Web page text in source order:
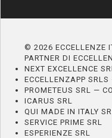
© 2026 ECCELLENZE
PARTNER DI
NEXT EXCELLENCE
ECCELLENZAPP
PROMETEUS SRL —
ICARUS SRL
QUI MADE IN ITALY
SERVICE PRIME SRL
ESPERIENZE SRL